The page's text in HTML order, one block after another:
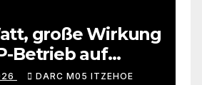
große Wirkung
Betrieb auf
wirklich kann
DARC M05 ITZEHOE